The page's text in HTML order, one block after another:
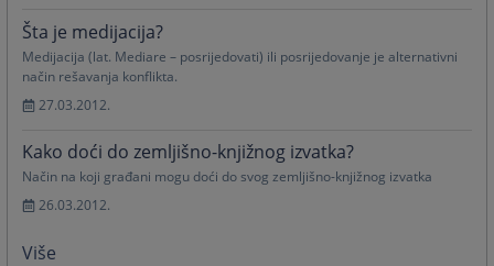
Šta je medijacija?
Medijacija (lat. Mediare – posrijedovati) ili posrijedovanje je alternativni
način rešavanja konflikta.
27.03.2012.
Kako doći do zemljišno-knjižnog izvatka?
Način na koji građani mogu doći do svog zemljišno-knjižnog izvatka
26.03.2012.
Više